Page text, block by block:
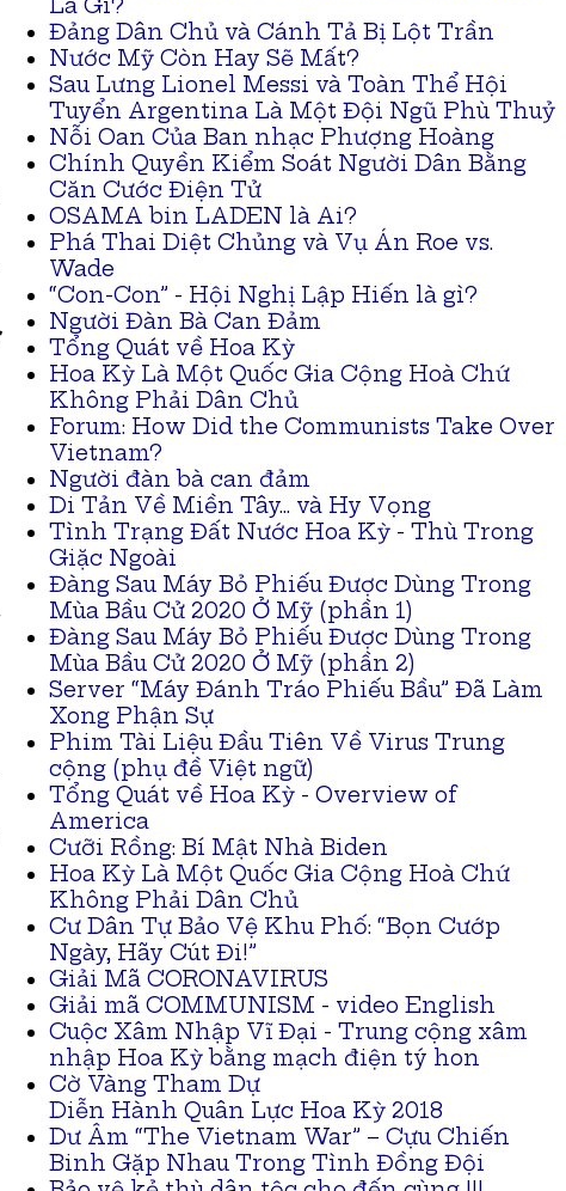
Là Gì?
Đảng Dân Chủ và Cánh Tả Bị Lột Trần
Nước Mỹ Còn Hay Sẽ Mất?
Sau Lưng Lionel Messi và Toàn Thể Hội
Tuyển Argentina Là Một Đội Ngũ Phù Thuỷ
Nỗi Oan Của Ban nhạc Phượng Hoàng
Chính Quyền Kiểm Soát Người Dân Bằng
Căn Cước Điện Tử
OSAMA bin LADEN là Ai?
Phá Thai Diệt Chủng và Vụ Án Roe vs.
Wade
“Con-Con” - Hội Nghị Lập Hiến là gì?
Người Đàn Bà Can Đảm
Tổng Quát về Hoa Kỳ
Hoa Kỳ Là Một Quốc Gia Cộng Hoà Chứ
Không Phải Dân Chủ
Forum: How Did the Communists Take Over
Vietnam?
Người đàn bà can đảm
Di Tản Về Miền Tây... và Hy Vọng
Tình Trạng Đất Nước Hoa Kỳ - Thù Trong
Giặc Ngoài
Đàng Sau Máy Bỏ Phiếu Được Dùng Trong
Mùa Bầu Cử 2020 Ở Mỹ (phần 1)
Đàng Sau Máy Bỏ Phiếu Được Dùng Trong
Mùa Bầu Cử 2020 Ở Mỹ (phần 2)
Server “Máy Đánh Tráo Phiếu Bầu” Đã Làm
Xong Phận Sự
Phim Tài Liệu Đầu Tiên Về Virus Trung
cộng (phụ đề Việt ngữ)
Tổng Quát về Hoa Kỳ - Overview of
America
Cưỡi Rồng: Bí Mật Nhà Biden
Hoa Kỳ Là Một Quốc Gia Cộng Hoà Chứ
Không Phải Dân Chủ
Cư Dân Tự Bảo Vệ Khu Phố: “Bọn Cướp
Ngày, Hãy Cút Đi!”
Giải Mã CORONAVIRUS
Giải mã COMMUNISM - video English
Cuộc Xâm Nhập Vĩ Đại - Trung cộng xâm
nhập Hoa Kỳ bằng mạch điện tý hon
Cờ Vàng Tham Dự
Diễn Hành Quân Lực Hoa Kỳ 2018
Dư Âm “The Vietnam War” – Cựu Chiến
Binh Gặp Nhau Trong Tình Đồng Đội